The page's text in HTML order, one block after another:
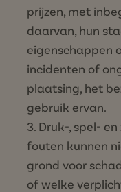
prijzen, met
daarvan, hun
eigenschappen
incidenten of
plaatsing, het
gebruik ervan.
Druk-, spel-
fouten kunnen
grond voor
of welke